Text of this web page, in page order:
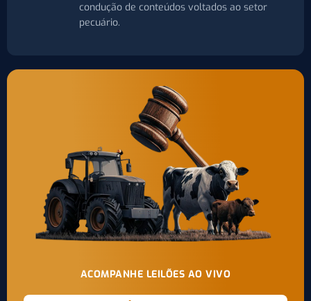
condução de conteúdos voltados ao setor
pecuário.
ACOMPANHE LEILÕES AO VIVO